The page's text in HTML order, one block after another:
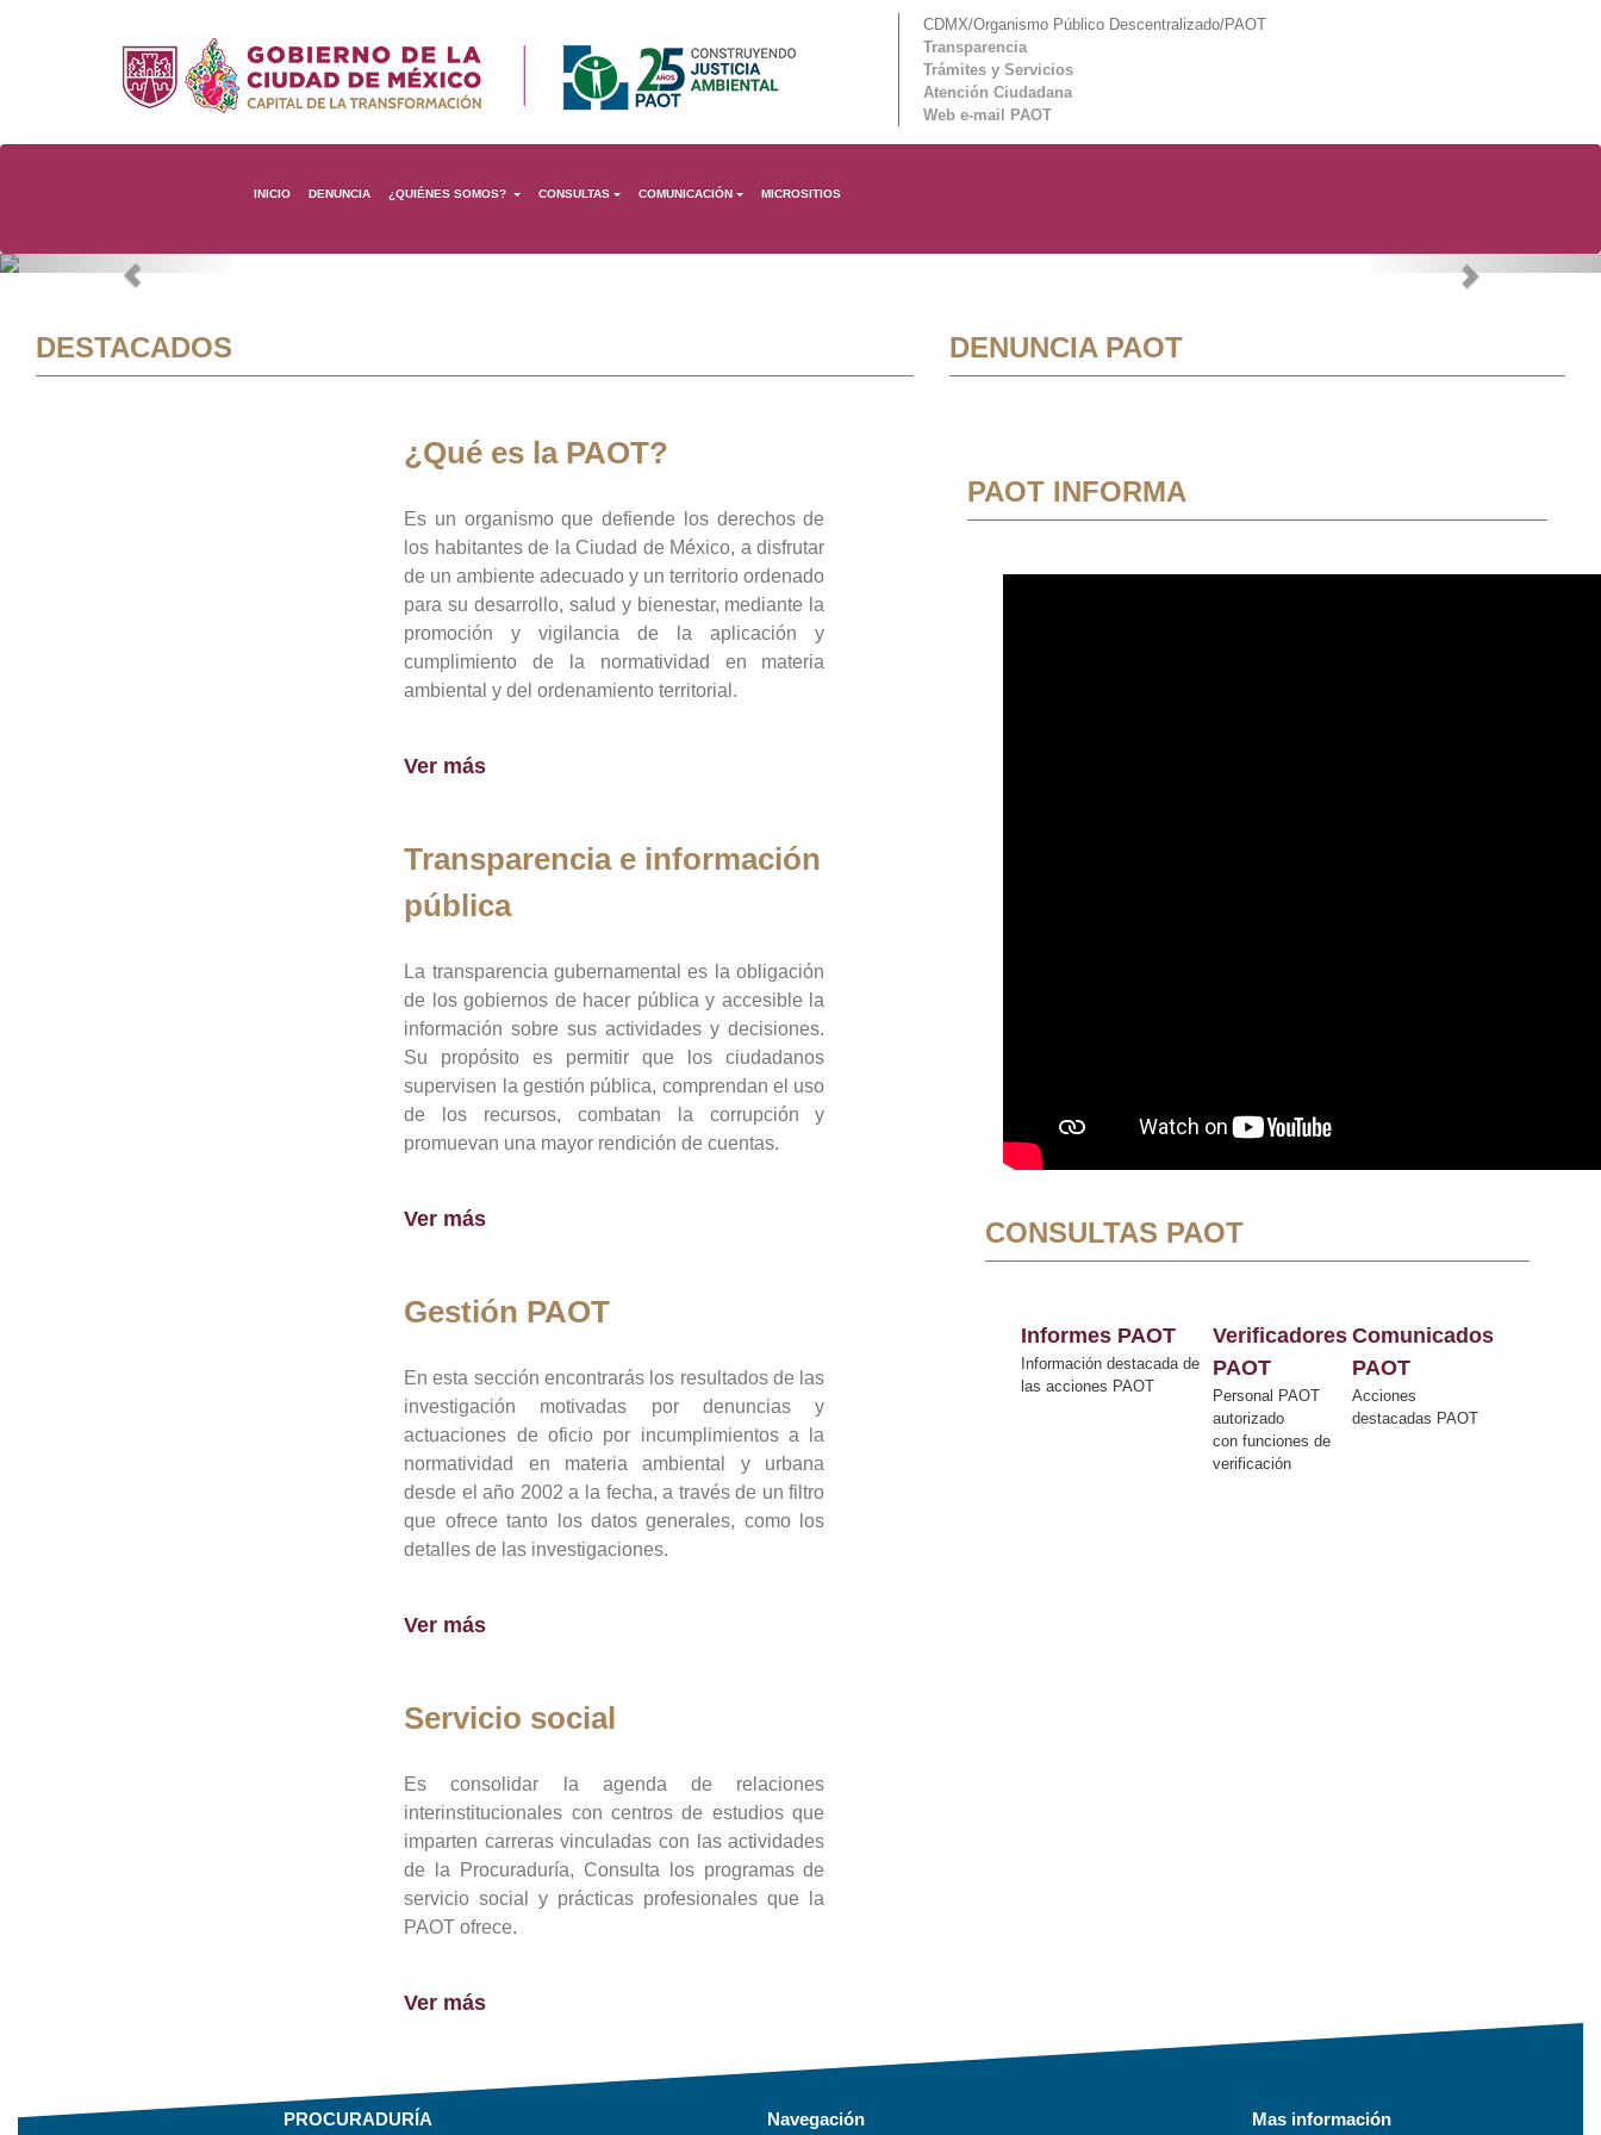
CDMX/Organismo Público Descentralizado/PAOT
Transparencia
Trámites y Servicios
Atención Ciudadana
Web e-mail PAOT
INICIO DENUNCIA ¿QUIÉNES SOMOS? CONSULTAS COMUNICACIÓN MICROSITIOS
Previous Next
DESTACADOS
¿Qué es la PAOT?
Es un organismo que defiende los derechos de
los habitantes de la Ciudad de México, a disfrutar
de un ambiente adecuado y un territorio ordenado
para su desarrollo, salud y bienestar, mediante la
promoción y vigilancia de la aplicación y
cumplimiento de la normatividad en materia
ambiental y del ordenamiento territorial.
Ver más
Transparencia e información
pública
La transparencia gubernamental es la obligación
de los gobiernos de hacer pública y accesible la
información sobre sus actividades y decisiones.
Su propósito es permitir que los ciudadanos
supervisen la gestión pública, comprendan el uso
de los recursos, combatan la corrupción y
promuevan una mayor rendición de cuentas.
Ver más
Gestión PAOT
En esta sección encontrarás los resultados de las
investigación motivadas por denuncias y
actuaciones de oficio por incumplimientos a la
normatividad en materia ambiental y urbana
desde el año 2002 a la fecha, a través de un filtro
que ofrece tanto los datos generales, como los
detalles de las investigaciones.
Ver más
Servicio social
Es consolidar la agenda de relaciones
interinstitucionales con centros de estudios que
imparten carreras vinculadas con las actividades
de la Procuraduría, Consulta los programas de
servicio social y prácticas profesionales que la
PAOT ofrece.
Ver más
DENUNCIA PAOT
PAOT INFORMA
CONSULTAS PAOT
Informes PAOT
Información destacada de
las acciones PAOT
Verificadores
PAOT
Personal PAOT
autorizado
con funciones de
verificación
Comunicados
PAOT
Acciones
destacadas PAOT
PROCURADURÍA Navegación Mas información